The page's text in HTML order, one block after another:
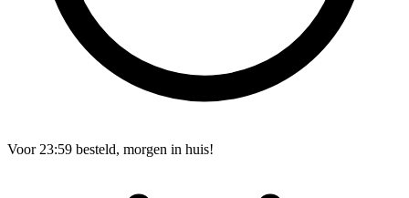
Voor 23:59 besteld, morgen in huis!